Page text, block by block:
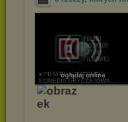
oglądaj online
● FILM PL ● GATUNEK:
KOMEDIA OBYCZAJOWA ...